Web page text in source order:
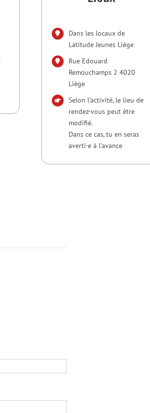
Dans les locaux de
Latitude Jeunes Liège
Rue Edouard
Remouchamps 2 4020
Liège
Selon l’activité, le lieu de
rendez-vous peut être
modifié.
Dans ce cas, tu en seras
averti·e à l’avance